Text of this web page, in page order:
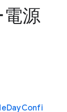
ション",
リ秒）",
電源
DayConfi